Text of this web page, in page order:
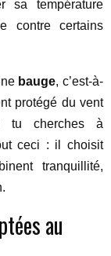
sa température
contre certains
bauge, c’est-à-
protégé du vent
tu cherches à
ceci : il choisit
tranquillité,
au